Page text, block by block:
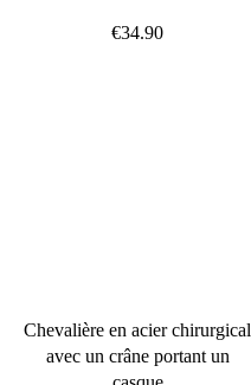
€34.90
Chevalière en acier chirurgical
avec un crâne portant un